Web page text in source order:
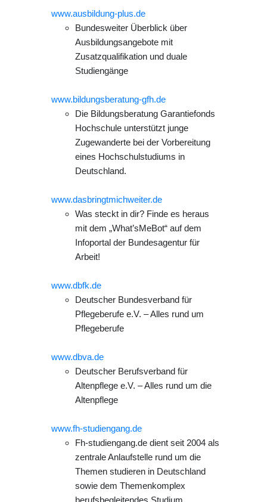
www.ausbildung-plus.de
Bundesweiter Überblick über
Ausbildungsangebote mit
Zusatzqualifikation und duale
Studiengänge
www.bildungsberatung-gfh.de
Die Bildungsberatung Garantiefonds
Hochschule unterstützt junge
Zugewanderte bei der Vorbereitung
eines Hochschulstudiums in
Deutschland.
www.dasbringtmichweiter.de
Was steckt in dir? Finde es heraus
mit dem „What’sMeBot“ auf dem
Infoportal der Bundesagentur für
Arbeit!
www.dbfk.de
Deutscher Bundesverband für
Pflegeberufe e.V. – Alles rund um
Pflegeberufe
www.dbva.de
Deutscher Berufsverband für
Altenpflege e.V. – Alles rund um die
Altenpflege
www.fh-studiengang.de
Fh-studiengang.de dient seit 2004 als
zentrale Anlaufstelle rund um die
Themen studieren in Deutschland
sowie dem Themenkomplex
berufsbegleitendes Studium